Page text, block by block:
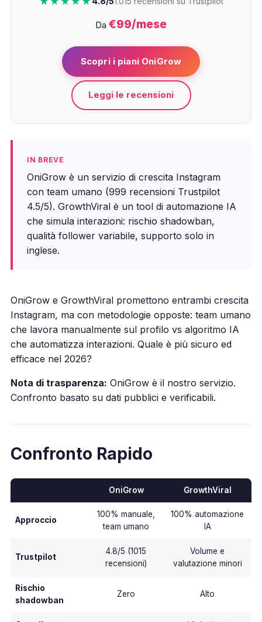
Da €99/mese
Scopri i piani OniGrow
Leggi le recensioni
IN BREVE
OniGrow è un servizio di crescita Instagram
con team umano (999 recensioni Trustpilot
4.5/5). GrowthViral è un tool di automazione IA
che simula interazioni: rischio shadowban,
qualità follower variabile, supporto solo in
inglese.
OniGrow e GrowthViral promettono entrambi crescita
Instagram, ma con metodologie opposte: team umano
che lavora manualmente sul profilo vs algoritmo IA
che automatizza interazioni. Quale è più sicuro ed
efficace nel 2026?
Nota di trasparenza: OniGrow è il nostro servizio.
Confronto basato su dati pubblici e verificabili.
Confronto Rapido
OniGrow GrowthViral
Approccio
100% manuale,
team umano
100% automazione
IA
Trustpilot
4.8/5 (1015
recensioni)
Volume e
valutazione minori
Rischio
shadowban
Zero Alto